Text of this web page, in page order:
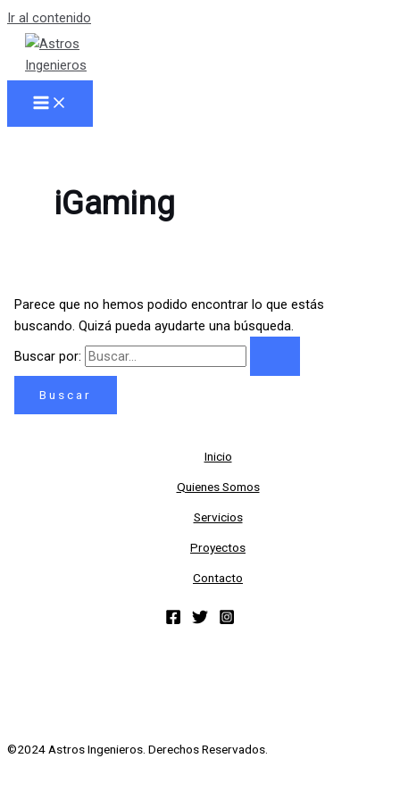
Ir al contenido
iGaming
Parece que no hemos podido encontrar lo que estás
buscando. Quizá pueda ayudarte una búsqueda.
Buscar por:
Inicio
Quienes Somos
Servicios
Proyectos
Contacto
©2024 Astros Ingenieros. Derechos Reservados.